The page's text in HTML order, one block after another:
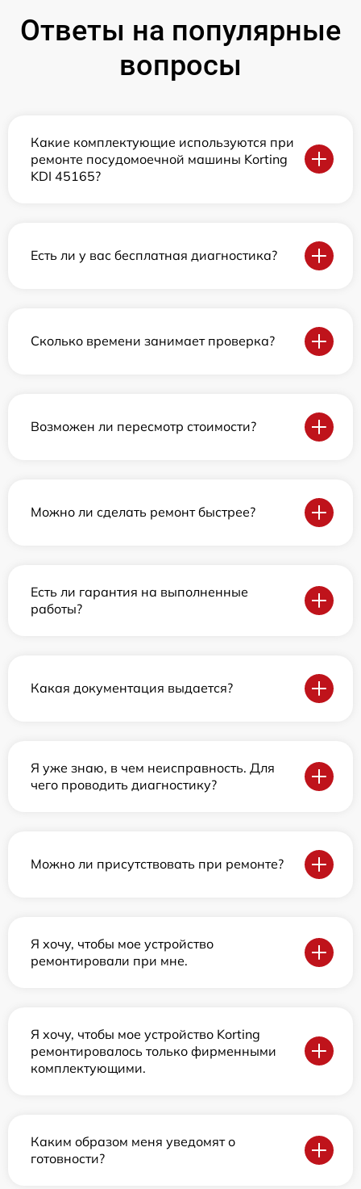
Ответы на популярные
вопросы
Какие комплектующие используются при
ремонте посудомоечной машины Korting
KDI 45165?
Есть ли у вас бесплатная диагностика?
Сколько времени занимает проверка?
Возможен ли пересмотр стоимости?
Можно ли сделать ремонт быстрее?
Есть ли гарантия на выполненные
работы?
Какая документация выдается?
Я уже знаю, в чем неисправность. Для
чего проводить диагностику?
Можно ли присутствовать при ремонте?
Я хочу, чтобы мое устройство
ремонтировали при мне.
Я хочу, чтобы мое устройство Korting
ремонтировалось только фирменными
комплектующими.
Каким образом меня уведомят о
готовности?